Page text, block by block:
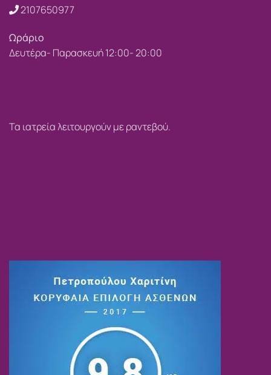
2107650977
Ωράριο
Δευτέρα- Παρασκευή 12:00- 20:00
Τα ιατρεία λειτουργούν με ραντεβού.